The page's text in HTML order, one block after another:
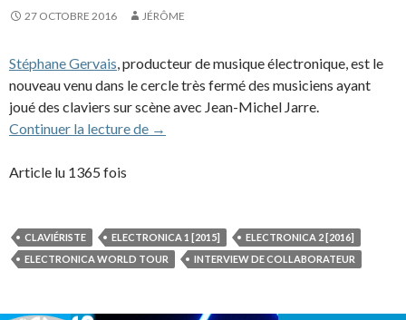
27 OCTOBRE 2016 JÉRÔME
Stéphane Gervais , producteur de musique électronique, est le
nouveau venu dans le cercle très fermé des musiciens ayant
joué des claviers sur scène avec Jean-Michel Jarre.
Continuer la lecture de
Interview de Stéphane Gervais, le
→
Article lu 1365 fois
CLAVIÉRISTE ELECTRONICA 1 [2015]
ELECTRONICA 2 [2016]
ELECTRONICA WORLD TOUR
INTERVIEW DE COLLABORATEUR